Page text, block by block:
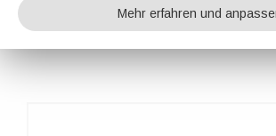
Mehr erfahren und